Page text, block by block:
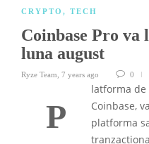
CRYPTO , TECH
Coinbase Pro va
luna august
Ryze Team 7 years ago 0
P
latforma
Coinbase,
platforma